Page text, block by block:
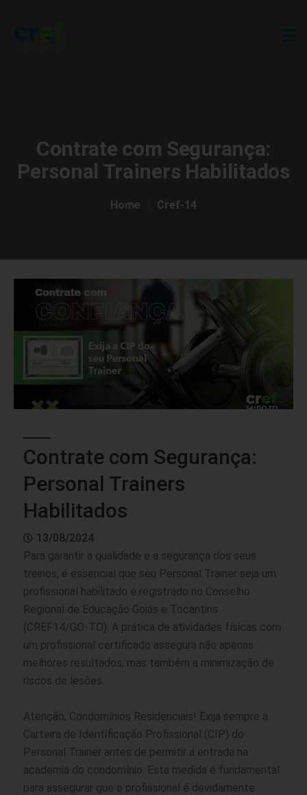
Contrate com Segurança:
Personal Trainers Habilitados
Home Cref-14
Contrate com Segurança:
Personal Trainers
Habilitados
13/08/2024
Para garantir a qualidade e a segurança dos seus
treinos, é essencial que seu Personal Trainer seja um
profissional habilitado e registrado no Conselho
Regional de Educação Goiás e Tocantins
(CREF14/GO-TO). A prática de atividades físicas com
um profissional certificado assegura não apenas
melhores resultados, mas também a minimização de
riscos de lesões.
Atenção, Condomínios Residenciais! Exija sempre a
Carteira de Identificação Profissional (CIP) do
Personal Trainer antes de permitir a entrada na
academia do condomínio. Esta medida é fundamental
para assegurar que o profissional é devidamente